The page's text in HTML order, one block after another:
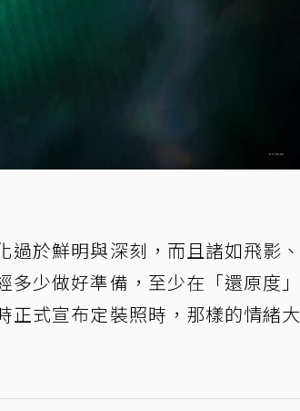
於鮮明與深刻，而且諸如飛影、
少做好準備，至少在「還原度」
正式宣布定裝照時，那樣的情緒大